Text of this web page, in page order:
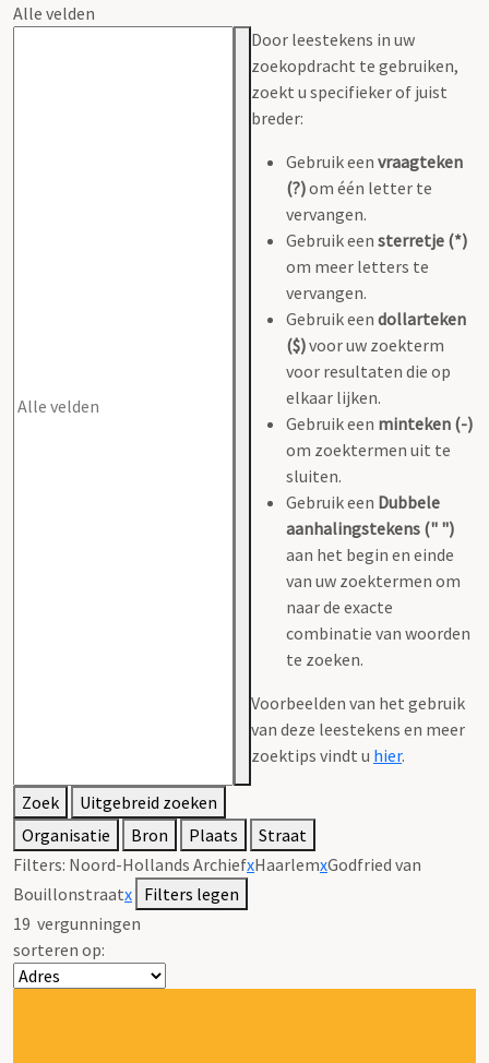
Alle velden
Door leestekens in uw
zoekopdracht te gebruiken,
zoekt u specifieker of juist
breder:
Gebruik een vraagteken
(?)om één letter te
vervangen.
Gebruik een sterretje (*)
om meer letters te
vervangen.
Gebruik een dollarteken
($)voor uw zoekterm
voor resultaten die op
elkaar lijken.
Gebruik een minteken (-)
om zoektermen uit te
sluiten.
Gebruik een Dubbele
aanhalingstekens (" ")
aan het begin en einde
van uw zoektermen om
naar de exacte
combinatie van woorden
te zoeken.
Voorbeelden van het gebruik
van deze leestekens en meer
zoektips vindt u hier.
Zoek
Uitgebreid zoeken
Organisatie
Bron Plaats
Straat
Filters: Noord-Hollands ArchiefxHaarlemxGodfried van
Bouillonstraatx Filters legen
19 vergunningen
sorteren op: